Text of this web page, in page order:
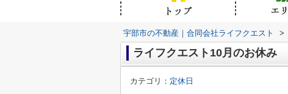
宇部市の不動産｜合同会社ライフクエスト >
ライフクエスト10月のお休み
カテゴリ： 定休日